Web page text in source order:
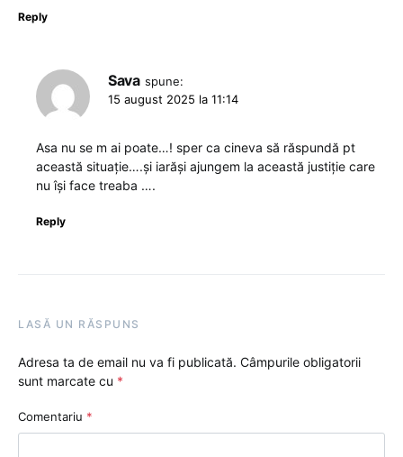
Reply
Sava spune:
15 august 2025 la 11:14
Asa nu se m ai poate…! sper ca cineva să răspundă pt
această situație….și iarăși ajungem la această justiție care
nu își face treaba ….
Reply
LASĂ UN RĂSPUNS
Adresa ta de email nu va fi publicată. Câmpurile obligatorii
sunt marcate cu *
Comentariu *